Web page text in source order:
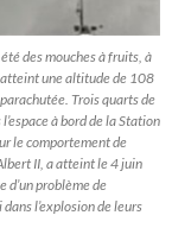
des mouches à fruits, à
une altitude de 108
Trois quarts de
à bord de la Station
le comportement de
II, a atteint le 4 juin
d’un problème de
l’explosion de leurs